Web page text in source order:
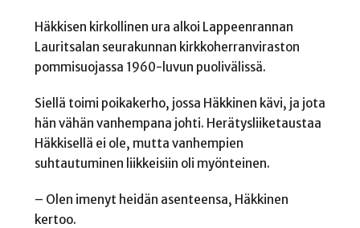
Häkkisen kirkollinen ura alkoi Lappeenrannan
Lauritsalan seurakunnan kirkkoherranviraston
pommisuojassa 1960-luvun puolivälissä.
Siellä toimi poikakerho, jossa Häkkinen kävi, ja jota
hän vähän vanhempana johti. Herätysliiketaustaa
Häkkisellä ei ole, mutta vanhempien
suhtautuminen liikkeisiin oli myönteinen.
– Olen imenyt heidän asenteensa, Häkkinen
kertoo.